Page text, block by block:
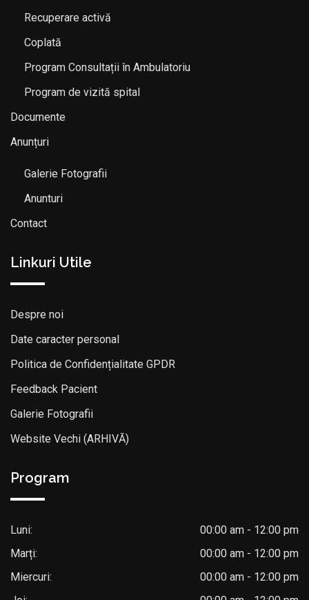
Recuperare activă
Coplată
Program Consultații în Ambulatoriu
Program de vizită spital
Documente
Anunțuri
Galerie Fotografii
Anunturi
Contact
Linkuri Utile
Despre noi
Date caracter personal
Politica de Confidențialitate GPDR
Feedback Pacient
Galerie Fotografii
Website Vechi (ARHIVĂ)
Program
Luni:
00:00 am - 12:00 pm
Marți:
00:00 am - 12:00 pm
Miercuri:
00:00 am - 12:00 pm